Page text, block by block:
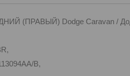
(ПРАВЫЙ) Dodge Caravan /
B,